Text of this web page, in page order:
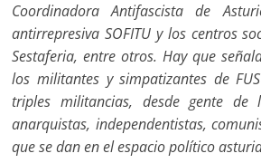
Coordinadora Antifascista de
antirrepresiva SOFITU y los centros
Sestaferia, entre otros. Hay que
los militantes y simpatizantes de
triples militancias, desde gente de
anarquistas, independentistas,
que se dan en el espacio político